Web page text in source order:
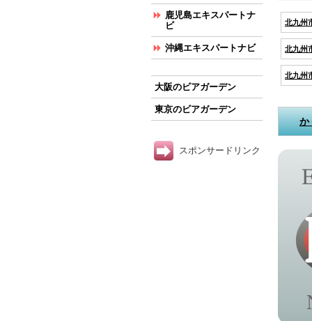
北九州
北九州
北九州
か
鹿児島エキスパートナ
ビ
沖縄エキスパートナビ
大阪のビアガーデン
東京のビアガーデン
スポンサードリンク